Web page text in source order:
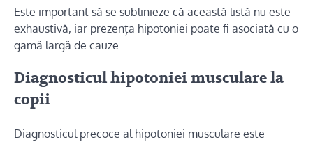
Este important să se sublinieze că această listă nu este
exhaustivă, iar prezența hipotoniei poate fi asociată cu o
gamă largă de cauze.
Diagnosticul hipotoniei musculare la
copii
Diagnosticul precoce al hipotoniei musculare este